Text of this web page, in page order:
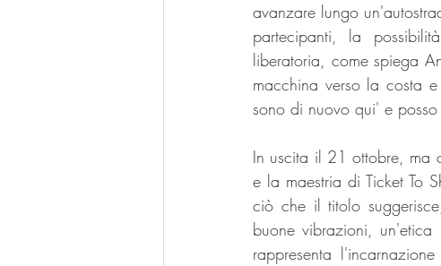
avanzare lungo
partecipanti, la
liberatoria, come spiega
macchina verso la costa
sono di nuovo qui' e posso
In uscita il 21 ottobre, ma
e la maestria di Ticket To
ciò che il titolo
buone vibrazioni,
rappresenta